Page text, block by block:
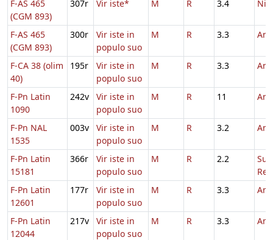
F-AS 465
(CGM 893)
307r Vir iste* M R 3.4
F-AS 465
(CGM 893)
300r
Vir iste in
populo suo
M R 3.3
F-CA 38 (olim
40)
195r
Vir iste in
populo suo
M R 3.3
F-Pn Latin
1090
242v
Vir iste in
populo suo
M R 11
F-Pn NAL
1535
003v
Vir iste in
populo suo
M R 3.2
F-Pn Latin
15181
366r
Vir iste in
populo suo
M R 2.2
F-Pn Latin
12601
177r
Vir iste in
populo suo
M R 3.3
F-Pn Latin
12044
217v
Vir iste in
populo suo
M R 3.3